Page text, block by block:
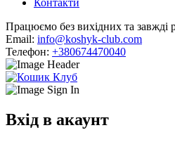
Працюємо без вихідних та завжді
Email: info@koshyk-club.com
Телефон: +380674470040
Вхід в акаунт